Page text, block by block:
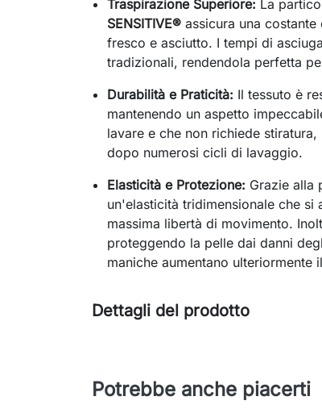
Traspirazione Superiore: La
SENSITIVE® assicura una
fresco e asciutto. I tempi di
tradizionali, rendendola perfetta
Durabilità e Praticità: Il tessuto è
mantenendo un aspetto
lavare e che non richiede
dopo numerosi cicli di lavaggio.
Elasticità e Protezione: Grazie alla
un'elasticità tridimensionale che
massima libertà di movimento.
proteggendo la pelle dai danni
maniche aumentano ulteriormente
Dettagli del prodotto
Potrebbe anche piacerti